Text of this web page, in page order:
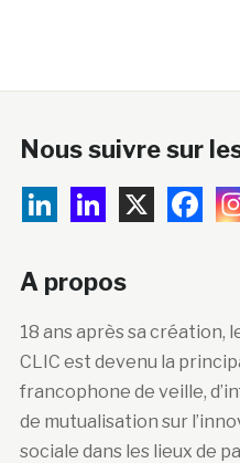
Nous suivre sur
A propos
18 ans après sa création,
CLIC est devenu la
francophone de veille,
de mutualisation sur
sociale dans les lieux de